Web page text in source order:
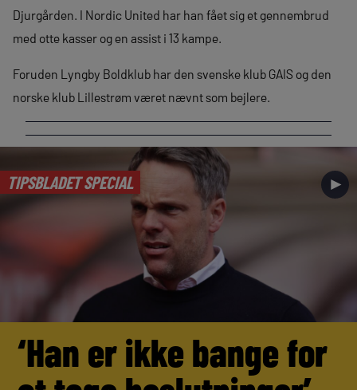
Djurgården. I Nordic United har han fået sig et gennembrud
med otte kasser og en assist i 13 kampe.
Foruden Lyngby Boldklub har den svenske klub GAIS og den
norske klub Lillestrøm været nævnt som bejlere.
TIPSBLADET SPECIAL ►
‘Han er ikke bange for